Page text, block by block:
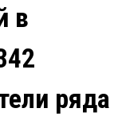
в
ряда